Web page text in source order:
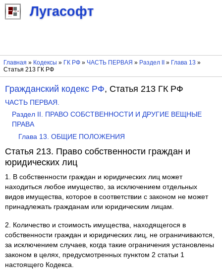
Лугасофт
Главная » Кодексы » ГК РФ» ЧАСТЬ ПЕРВАЯ » Раздел II » Глава 13 »
Статья 213 ГК РФ
Гражданский кодекс РФ, Статья 213 ГК РФ
ЧАСТЬ ПЕРВАЯ.
Раздел II. ПРАВО СОБСТВЕННОСТИ И ДРУГИЕ ВЕЩНЫЕ
ПРАВА
Глава 13. ОБЩИЕ ПОЛОЖЕНИЯ
Статья 213. Право собственности граждан и
юридических лиц
1. В собственности граждан и юридических лиц может
находиться любое имущество, за исключением отдельных
видов имущества, которое в соответствии с законом не может
принадлежать гражданам или юридическим лицам.
2. Количество и стоимость имущества, находящегося в
собственности граждан и юридических лиц, не ограничиваются,
за исключением случаев, когда такие ограничения установлены
законом в целях, предусмотренных пунктом 2 статьи 1
настоящего Кодекса.